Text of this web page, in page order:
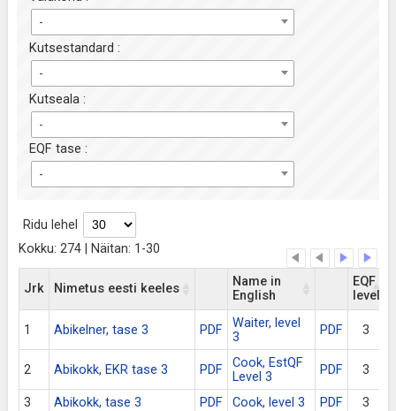
-
Kutsestandard :
-
Kutseala :
-
EQF tase :
-
Ridu lehel
Kokku: 274 | Näitan: 1-30
Jrk Nimetus eesti keeles
Name in
English
EQF
level
1 Abikelner, tase 3 PDF
Waiter, level
3
PDF 3
2 Abikokk, EKR tase 3 PDF
Cook, EstQF
Level 3
PDF 3
3 Abikokk, tase 3 PDF Cook, level 3 PDF 3